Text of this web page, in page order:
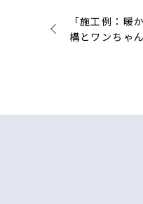
「施工例：暖
構とワンちゃ